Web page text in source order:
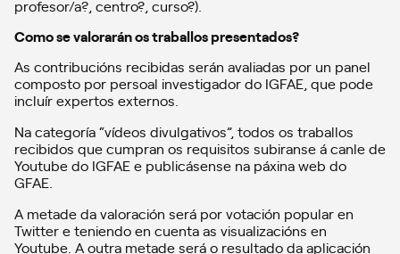
profesor/a?, centro?, curso?).
Como se valorarán os traballos presentados?
As contribucións recibidas serán avaliadas por un panel
composto por persoal investigador do IGFAE, que pode
incluír expertos externos.
Na categoría “vídeos divulgativos”, todos os traballos
recibidos que cumpran os requisitos subiranse á canle de
Youtube do IGFAE e publicásense na páxina web do
GFAE.
A metade da valoración será por votación popular en
Twitter e teniendo en cuenta as visualizacións en
Youtube. A outra metade será o resultado da aplicación